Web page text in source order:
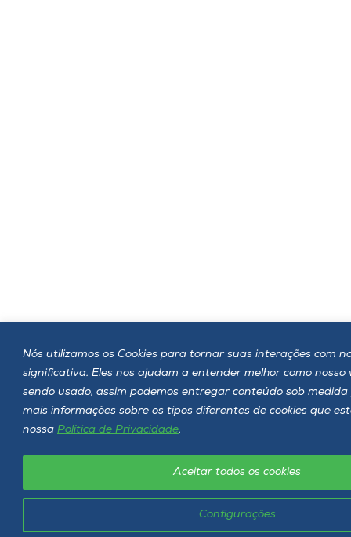
Nós utilizamos os Cookies para tornar suas interações com
significativa. Eles nos ajudam a entender melhor como nosso
sendo usado, assim podemos entregar conteúdo sob
mais informações sobre os tipos diferentes de cookies que
nossa Política de Privacidade.
Configurações
Aceitar todos os cookies